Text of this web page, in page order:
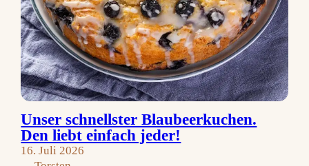
Unser schnellster Blaubeerkuchen.
Den liebt einfach jeder!
16. Juli 2026